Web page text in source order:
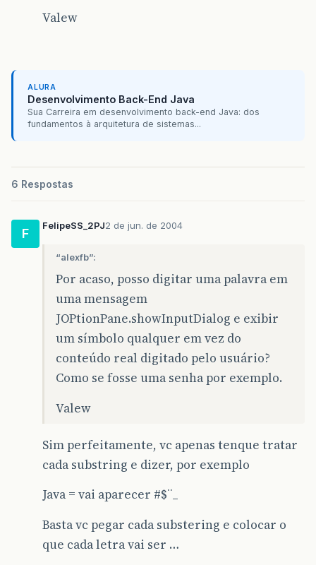
Valew
ALURA
Desenvolvimento Back-End Java
Sua Carreira em desenvolvimento back-end Java: dos
fundamentos à arquitetura de sistemas...
6 Respostas
F
FelipeSS_2PJ2 de jun. de 2004
“alexfb”:
Por acaso, posso digitar uma palavra em
uma mensagem
JOPtionPane.showInputDialog e exibir
um símbolo qualquer em vez do
conteúdo real digitado pelo usuário?
Como se fosse uma senha por exemplo.
Valew
Sim perfeitamente, vc apenas tenque tratar
cada substring e dizer, por exemplo
Java = vai aparecer #$¨_
Basta vc pegar cada substering e colocar o
que cada letra vai ser …